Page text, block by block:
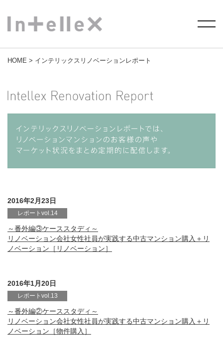
HOME > インテリックスリノベーションレポート
2016年2月23日
レポートvol.14
～番外編③ケーススタディ～
リノベーション会社女性社員が実践する中古マンション購入＋リ
ノベーション［リノベーション］
2016年1月20日
レポートvol.13
～番外編②ケーススタディ～
リノベーション会社女性社員が実践する中古マンション購入＋リ
ノベーション［物件購入］